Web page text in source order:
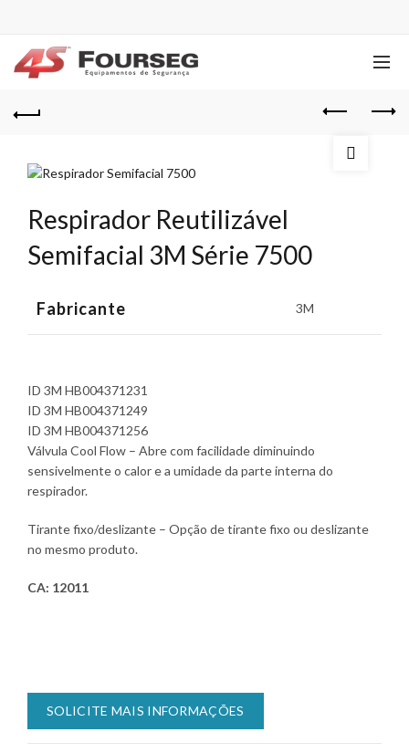
Respirador Reutilizável
Semifacial 3M Série 7500
Fabricante 3M
ID 3M HB004371231
ID 3M HB004371249
ID 3M HB004371256
Válvula Cool Flow – Abre com facilidade diminuindo
sensivelmente o calor e a umidade da parte interna do
respirador.
Tirante fixo/deslizante – Opção de tirante fixo ou deslizante
no mesmo produto.
CA: 12011
SOLICITE MAIS INFORMAÇÕES